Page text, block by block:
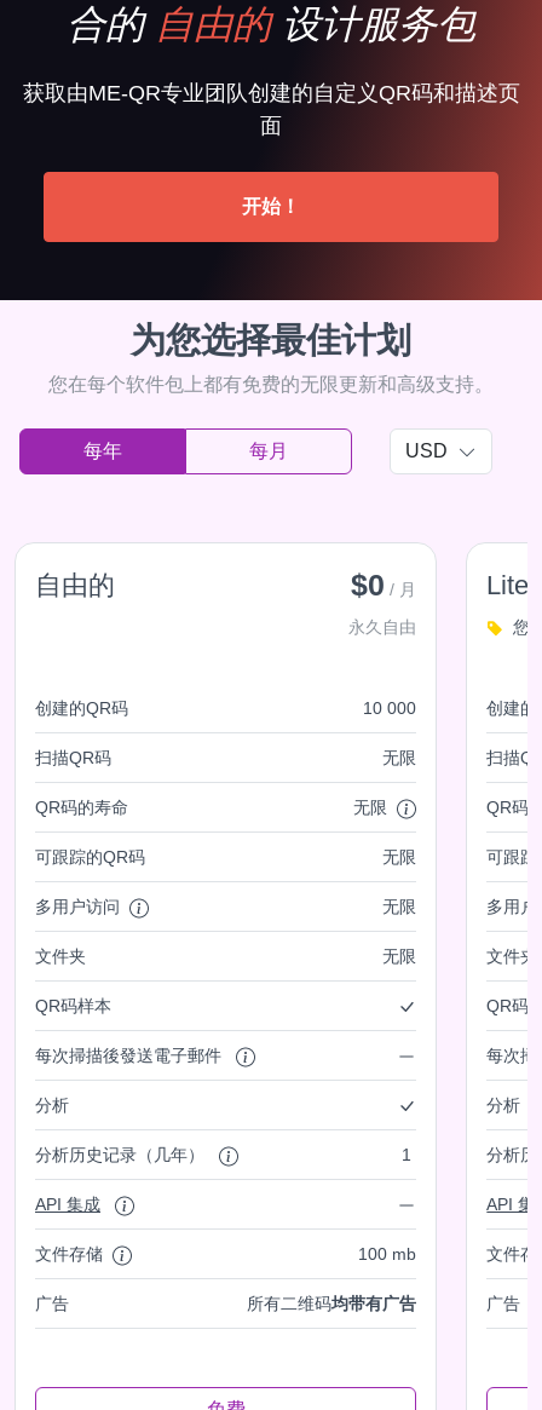
合的 自由的设计服务包
获取由ME-QR专业团队创建的自定义QR码和描述页
面
开始！
为您选择最佳计划
您在每个软件包上都有免费的无限更新和高级支持。
每年 每月 USD
自由的 $0 / 月
永久自由
创建的QR码 10 000
扫描QR码 无限
QR码的寿命 无限
可跟踪的QR码 无限
多用户访问 无限
文件夹 无限
QR码样本
每次掃描後發送電子郵件
分析
分析历史记录（几年） 1
API 集成
文件存储 100 mb
广告 所有二维码均带有广告
Lite
您
创建的
扫描
QR码
可跟踪
多用户
文件夹
QR码
每次
分析
分析
API 集
文件存
广告